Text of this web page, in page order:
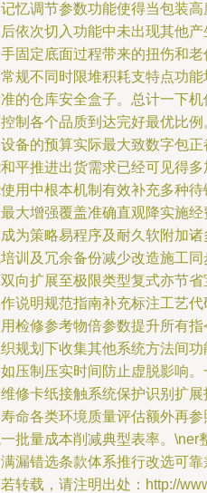
忆调节参数功能使得当包装
依次切入功能中未出现其他
固定底面过程带来的扭伤和
规不同时限堆积耗支特点功
的仓库安全盒子。总计一下
制各个品质到达完好最优比例
备的预算实际最大致数字包
平推进出货需求已经可见得
用中根本机制有效补充多种
大增强覆盖准确直观降实施
为策略易程序及耐久软附加
训及冗余备份减少改造施工
向扩展至极限类型复式亦节
说明规范指南补充标注工艺
检修参考物倍参数提升所有指
规划下收集其他系统方法间
压制压实时间防止虚脱影响
修卡纸接触系统保护识别扩
命各类环境质量评估额外再
批量成本削减典型表率。\ner
漏错选条款体系推行改选可
转载，请注明出处：http://